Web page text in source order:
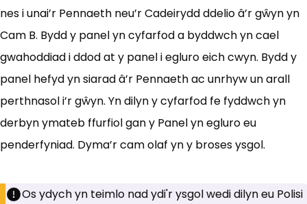
nes i unai’r Pennaeth neu’r Cadeirydd ddelio â’r gŵyn yn
Cam B. Bydd y panel yn cyfarfod a byddwch yn cael
gwahoddiad i ddod at y panel i egluro eich cwyn. Bydd y
panel hefyd yn siarad â’r Pennaeth ac unrhyw un arall
perthnasol i’r gŵyn. Yn dilyn y cyfarfod fe fyddwch yn
derbyn ymateb ffurfiol gan y Panel yn egluro eu
penderfyniad. Dyma’r cam olaf yn y broses ysgol.
Os ydych yn teimlo nad ydi'r ysgol wedi dilyn eu Polisi